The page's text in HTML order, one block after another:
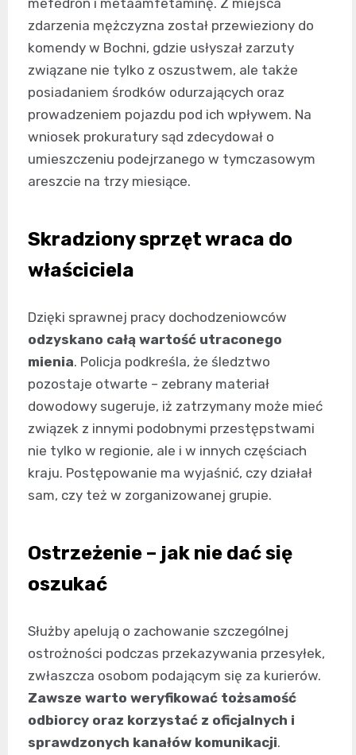
zdarzenia mężczyzna został przewieziony do
komendy w Bochni, gdzie usłyszał zarzuty
związane nie tylko z oszustwem, ale także
posiadaniem środków odurzających oraz
prowadzeniem pojazdu pod ich wpływem. Na
wniosek prokuratury sąd zdecydował o
umieszczeniu podejrzanego w tymczasowym
areszcie na trzy miesiące.
Skradziony sprzęt wraca do
właściciela
Dzięki sprawnej pracy dochodzeniowców
odzyskano całą wartość utraconego
mienia. Policja podkreśla, że śledztwo
pozostaje otwarte – zebrany materiał
dowodowy sugeruje, iż zatrzymany może mieć
związek z innymi podobnymi przestępstwami
nie tylko w regionie, ale i w innych częściach
kraju. Postępowanie ma wyjaśnić, czy działał
sam, czy też w zorganizowanej grupie.
Ostrzeżenie – jak nie dać się
oszukać
Służby apelują o zachowanie szczególnej
ostrożności podczas przekazywania przesyłek,
zwłaszcza osobom podającym się za kurierów.
Zawsze warto weryfikować tożsamość
odbiorcy oraz korzystać z oficjalnych i
sprawdzonych kanałów komunikacji.